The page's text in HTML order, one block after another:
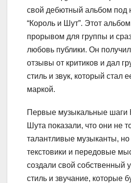
свой дебютный альбом под
“Король и Шут”. Этот
прорывом для группы и
любовь публики. Он
отзывы от критиков и дал
стиль и звук, который стал
маркой.
Первые музыкальные шаги
Шута показали, что они не
талантливые музыканты,
текстовики и передовые
создали свой собственный
стиль и звучание, которые